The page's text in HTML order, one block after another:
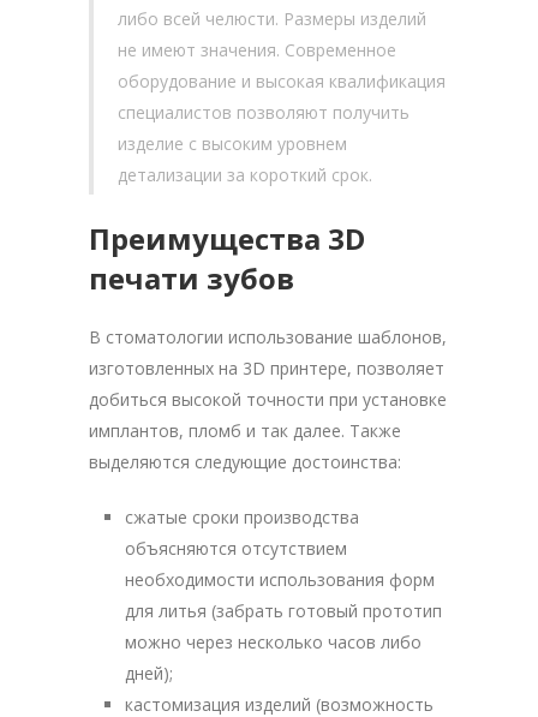
либо всей челюсти. Размеры изделий
не имеют значения. Современное
оборудование и высокая квалификация
специалистов позволяют получить
изделие с высоким уровнем
детализации за короткий срок.
Преимущества 3D
печати зубов
В стоматологии использование шаблонов,
изготовленных на 3D принтере, позволяет
добиться высокой точности при установке
имплантов, пломб и так далее. Также
выделяются следующие достоинства:
сжатые сроки производства
объясняются отсутствием
необходимости использования форм
для литья (забрать готовый прототип
можно через несколько часов либо
дней);
кастомизация изделий (возможность